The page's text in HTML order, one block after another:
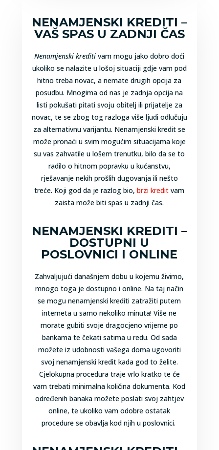
NENAMJENSKI KREDITI –
VAŠ SPAS U ZADNJI ČAS
Nenamjenski krediti vam mogu jako dobro doći
ukoliko se nalazite u lošoj situaciji gdje vam pod
hitno treba novac, a nemate drugih opcija za
posudbu. Mnogima od nas je zadnja opcija na
listi pokušati pitati svoju obitelj ili prijatelje za
novac, te se zbog tog razloga više ljudi odlučuju
za alternativnu varijantu. Nenamjenski kredit se
može pronaći u svim mogućim situacijama koje
su vas zahvatile u lošem trenutku, bilo da se to
radilo o hitnom popravku u kućanstvu,
rješavanje nekih prošlih dugovanja ili nešto
treće. Koji god da je razlog bio,brzi kredit vam
zaista može biti spas u zadnji čas.
NENAMJENSKI KREDITI –
DOSTUPNI U
POSLOVNICI I ONLINE
Zahvaljujući današnjem dobu u kojemu živimo,
mnogo toga je dostupno i online. Na taj način
se mogu nenamjenski krediti zatražiti putem
interneta u samo nekoliko minuta! Više ne
morate gubiti svoje dragocjeno vrijeme po
bankama te čekati satima u redu. Od sada
možete iz udobnosti vašega doma ugovoriti
svoj nenamjenski kredit kada god to želite.
Cjelokupna procedura traje vrlo kratko te će
vam trebati minimalna količina dokumenta. Kod
određenih banaka možete poslati svoj zahtjev
online, te ukoliko vam odobre ostatak
procedure se obavlja kod njih u poslovnici.